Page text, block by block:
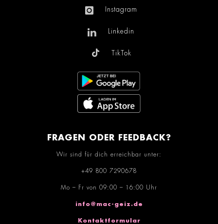
Instagram
Linkedin
TikTok
FRAGEN ODER FEEDBACK?
Wir sind für dich erreichbar unter:
+49 800 7290678
Mo – Fr von 09:00 – 16:00 Uhr
info@mac-geiz.de
Kontaktformular